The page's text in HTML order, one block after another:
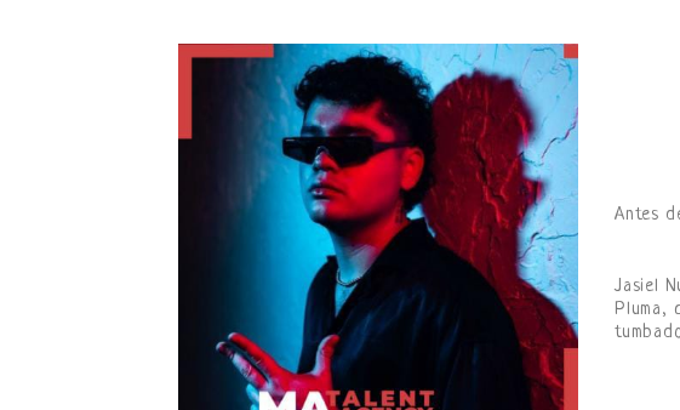
Antes
Jasiel
Pluma,